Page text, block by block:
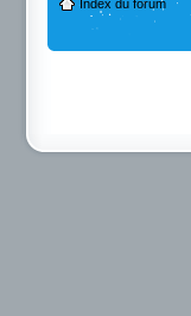
Index du forum